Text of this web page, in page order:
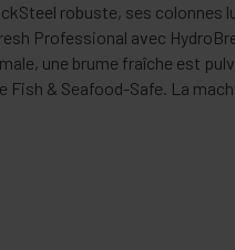
robuste, ses colonnes
Professional avec
une brume fraîche est
& Seafood-Safe. La